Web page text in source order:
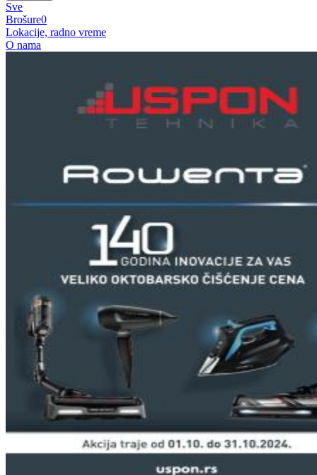
Sve
Brošure0
Lokacije, radno vreme
O nama